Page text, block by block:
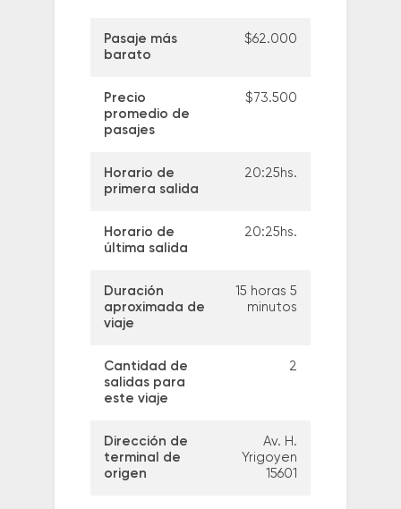
Pasaje más
barato
$62.000
Precio
promedio de
pasajes
$73.500
Horario de
primera salida
20:25hs.
Horario de
última salida
20:25hs.
Duración
aproximada de
viaje
15 horas 5
minutos
Cantidad de
salidas para
este viaje
2
Dirección de
terminal de
origen
Av. H.
Yrigoyen
15601